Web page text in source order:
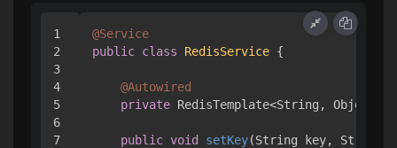
1
2
3
4
5
6
7
@Service
public class RedisService {
@Autowired
private RedisTemplate<String, Object>
public void setKey(String key, String